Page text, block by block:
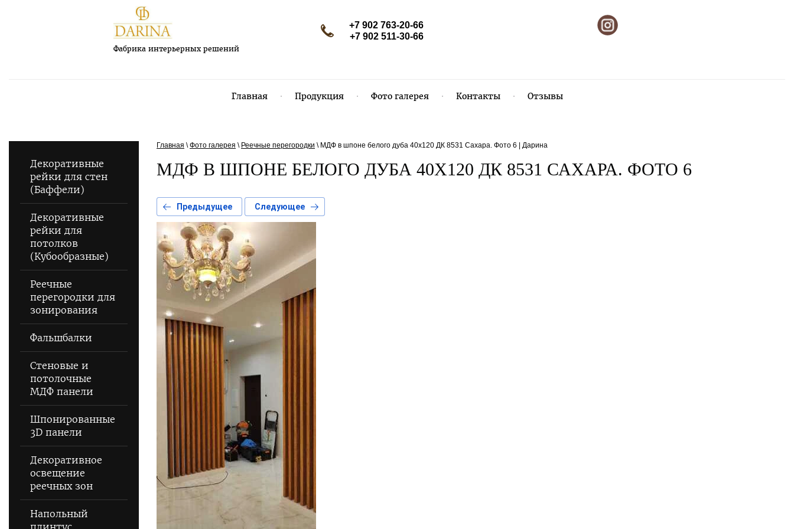
Фабрика интерьерных решений
+7 902 763-20-66
+7 902 511-30-66
Главная Продукция Фото галерея Контакты Отзывы
Декоративные
рейки для стен
(Баффели)
Декоративные
рейки для
потолков
(Кубообразные)
Реечные
перегородки для
зонирования
Фальшбалки
Стеновые и
потолочные
МДФ панели
Шпонированные
3D панели
Декоративное
освещение
реечных зон
Напольный
Главная \ Фото галерея \ Реечные перегородки \ МДФ в шпоне белого дуба 40х120 ДК 8531 Сахара. Фото 6 | Дарина
МДФ В ШПОНЕ БЕЛОГО ДУБА 40Х120 ДК 8531 САХАРА. ФОТО 6
Предыдущее Следующее